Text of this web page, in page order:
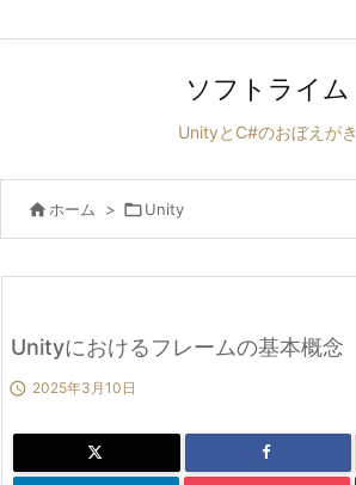
ソフトライム
UnityとC#のおぼえがき
 ホーム > Unity
Unityにおけるフレームの基本概念
 2025年3月10日